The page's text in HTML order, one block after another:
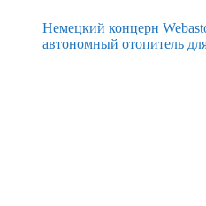
Немецкий концерн
автономный отопитель